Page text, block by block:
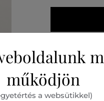
működjön
a websütikkel)